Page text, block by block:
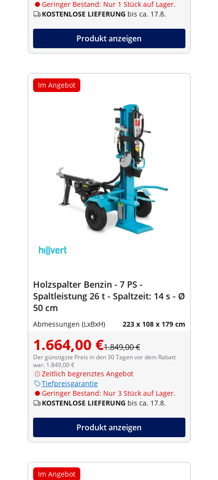
Geringer Bestand: Nur 1 Stück auf Lager.
KOSTENLOSE LIEFERUNG bis ca. 17.8.
Produkt anzeigen
Im Angebot
Holzspalter Benzin - 7 PS -
Spaltleistung 26 t - Spaltzeit: 14 s - Ø
50 cm
Abmessungen (LxBxH) 223 x 108 x 179 cm
1.664,00 €1.849,00 €
Der günstigste Preis in den 30 Tagen vor dem Rabatt
war: 1.849,00 €
Zeitlich begrenztes Angebot
Tiefpreisgarantie
Geringer Bestand: Nur 3 Stück auf Lager.
KOSTENLOSE LIEFERUNG bis ca. 17.8.
Produkt anzeigen
Im Angebot